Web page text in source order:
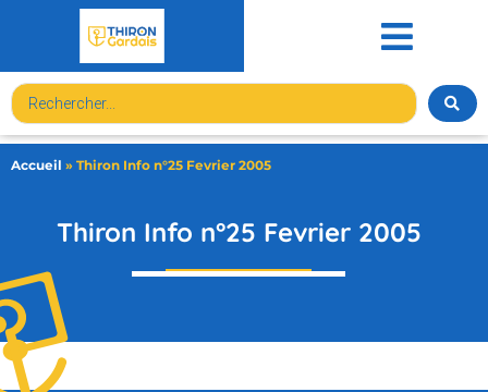
Accueil » Thiron Info n°25 Fevrier 2005
Thiron Info n°25 Fevrier 2005